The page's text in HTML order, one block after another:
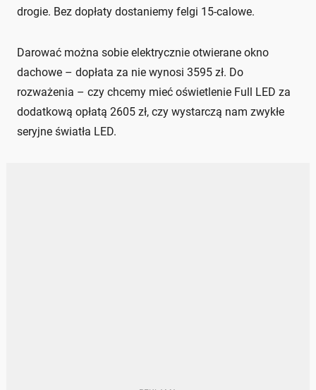
drogie. Bez dopłaty dostaniemy felgi 15-calowe.
Darować można sobie elektrycznie otwierane okno
dachowe – dopłata za nie wynosi 3595 zł. Do
rozważenia – czy chcemy mieć oświetlenie Full LED za
dodatkową opłatą 2605 zł, czy wystarczą nam zwykłe
seryjne światła LED.